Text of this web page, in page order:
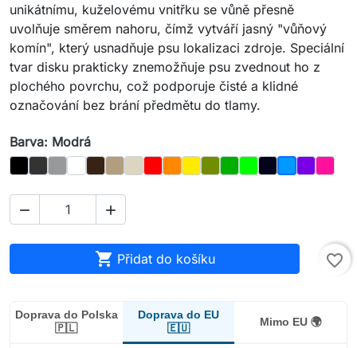
unikátnímu, kuželovému vnitřku se vůně přesně
uvolňuje směrem nahoru, čímž vytváří jasný "vůňový
komín", který usnadňuje psu lokalizaci zdroje. Speciální
tvar disku prakticky znemožňuje psu zvednout ho z
plochého povrchu, což podporuje čisté a klidné
označování bez brání předmětu do tlamy.
Barva: Modrá
ČernýGrafitŠedýBíláHnědý
DubKostkaČervená
Pomerančový
ŽlutáOlivový
Tmavě zelená
Light_Green
Night_Sky
ModráFialový
 
 Přidat do košíku favorite_border
Doprava do Polska
🇵🇱
Doprava do EU
🇪🇺
Mimo EU 🌍